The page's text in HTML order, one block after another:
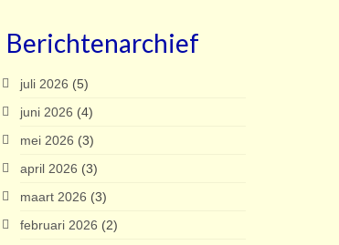
Berichtenarchief
juli 2026 (5)
juni 2026 (4)
mei 2026 (3)
april 2026 (3)
maart 2026 (3)
februari 2026 (2)